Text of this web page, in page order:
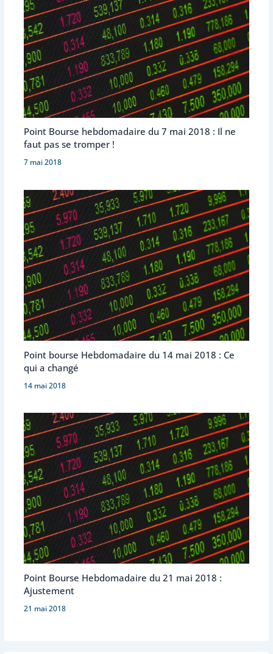
Point Bourse hebdomadaire du 7 mai 2018 : Il ne
faut pas se tromper !
7 mai 2018
Point bourse Hebdomadaire du 14 mai 2018 : Ce
qui a changé
14 mai 2018
Point Bourse Hebdomadaire du 21 mai 2018 :
Ajustement
21 mai 2018